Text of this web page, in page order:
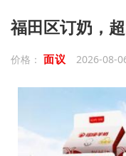
福田区订奶，
价格： 面议 2026-08-